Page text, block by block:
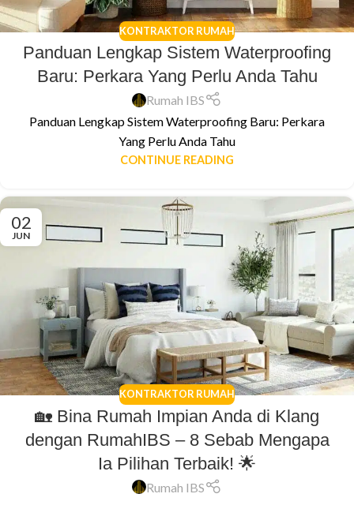
KONTRAKTOR RUMAH
Panduan Lengkap Sistem Waterproofing
Baru: Perkara Yang Perlu Anda Tahu
Rumah IBS
Panduan Lengkap Sistem Waterproofing Baru: Perkara
Yang Perlu Anda Tahu
CONTINUE READING
02
JUN
KONTRAKTOR RUMAH
🏡 Bina Rumah Impian Anda di Klang
dengan RumahIBS – 8 Sebab Mengapa
Ia Pilihan Terbaik! 🌟
Rumah IBS